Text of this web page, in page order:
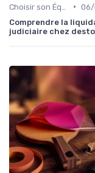
•
Comprendre la
judiciaire chez